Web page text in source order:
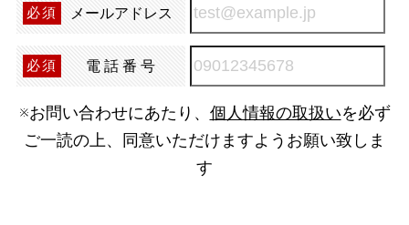
必須 メールアドレス
必須 電話番号
※お問い合わせにあたり、 個人情報の取扱いを必ず
ご一読の上、同意いただけますようお願い致しま
す